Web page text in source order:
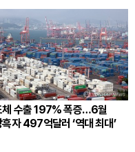
체 수출 197% 폭증…6월
자 497억달러 ‘역대 최대’